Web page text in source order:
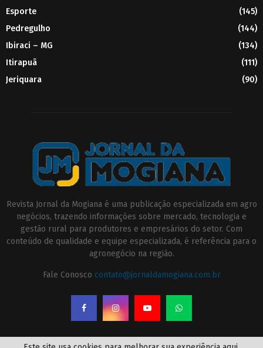
Esporte
(145)
Pedregulho
(144)
Ibiraci – MG
(134)
Itirapuã
(111)
Jeriquara
(90)
Revista Jornal da Mogiana é uma publicação especializada em agro
negócios, trazendo informações sobre mercado, tecnologia e
gestão rural para produtores e empresários do setor. Com
conteúdo de qualidade e equipe especializada, é referência para o
agronegócio na região.
Fale Conosco contato@jornaldamogiana.com.br